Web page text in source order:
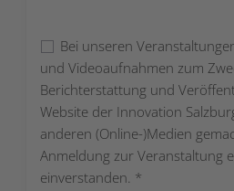
Bei unseren
und Videoaufnahmen zum
Berichterstattung und
Website der Innovation
anderen (Online-)Medien
Anmeldung zur Veranstaltung
einverstanden. *